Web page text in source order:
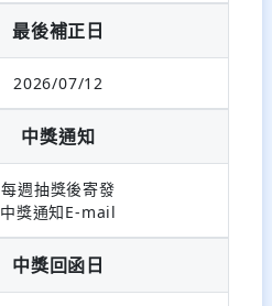
最後補正日
2026/07/12
中獎通知
每週抽獎後寄發
中獎通知E-mail
中獎回函日